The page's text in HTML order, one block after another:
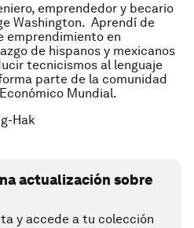
emprendedor y becario
Washington. Aprendí de
emprendimiento en
de hispanos y mexicanos
tecnicismos al lenguaje
parte de la comunidad
Mundial.
Hak
actualización sobre
y accede a tu colección